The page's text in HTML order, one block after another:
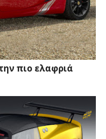
πιο ελαφριά